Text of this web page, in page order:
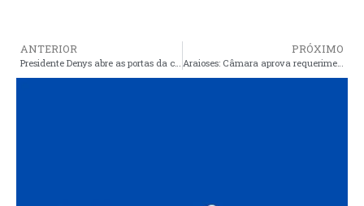
ANTERIOR
Presidente Denys abre as portas da câmara para a comunidade. Primeira ação será uma exposição da COART
PRÓXIMO
Araioses: Câmara aprova requerimento de CPI para investigar folha de pagamento no governo de Luciana Trinta